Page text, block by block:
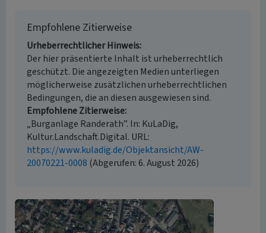
Empfohlene Zitierweise
Urheberrechtlicher Hinweis
Der hier präsentierte Inhalt ist urheberrechtlich
geschützt. Die angezeigten Medien unterliegen
möglicherweise zusätzlichen urheberrechtlichen
Bedingungen, die an diesen ausgewiesen sind.
Empfohlene Zitierweise
„Burganlage Randerath”. In: KuLaDig,
Kultur.Landschaft.Digital. URL:
https://www.kuladig.de/Objektansicht/AW-
20070221-0008 (Abgerufen: 6. August 2026)